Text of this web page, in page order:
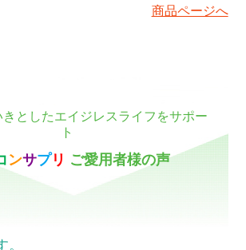
商品ページへ
としたエイジレスライフをサポー
ト
ンサプリ ご愛用者様の声